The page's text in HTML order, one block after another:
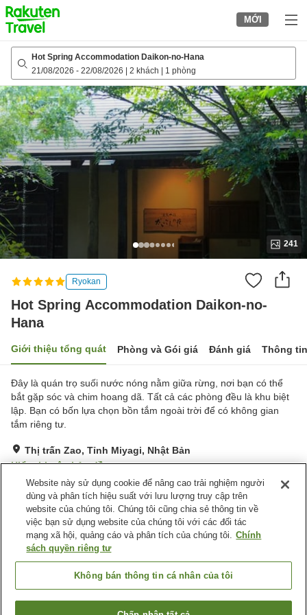
to
top
page
MỚI
Hot Spring Accommodation Daikon-no-Hana
21/08/2026 - 22/08/2026 2 khách 1 phòng
241
Ryokan
Hot Spring Accommodation Daikon-no-
Hana
Giới thiệu tổng quát Phòng và Gói giá Đánh giá Thông
Đây là quán trọ suối nước nóng nằm giữa rừng, nơi bạn có thể
bắt gặp sóc và chim hoang dã. Tất cả các phòng đều là khu biệt
lập. Bạn có bốn lựa chọn bồn tắm ngoài trời để có không gian
tắm riêng tư.
Thị trấn Zao, Tỉnh Miyagi, Nhật Bản
Hiển thị trên bản đồ
Xuất sắc Đánh giá:19lượt
Tiện nghi chỗ nghỉ
Phòng xông đá nóng
Nhà hàng
Nhà Tắm Lộ Thiên (Có
Nước Nóng)
Tỉnh Miyagi
Website này sử dụng cookie để nâng cao trải nghiệm người
dùng và phân tích hiệu suất với lưu lượng truy cập trên
website của chúng tôi. Chúng tôi cũng chia sẻ thông tin về
việc bạn sử dụng website của chúng tôi với các đối tác
mạng xã hội, quảng cáo và phân tích của chúng tôi. Chính
sách quyền riêng tư
Không bán thông tin cá nhân của tôi